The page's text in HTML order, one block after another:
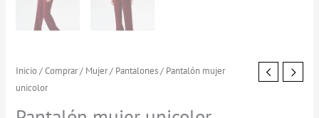
Inicio/Comprar/ Mujer/ Pantalones/ Pantalón mujer
unicolor
El
El
Pantalón
mujer
unicolor